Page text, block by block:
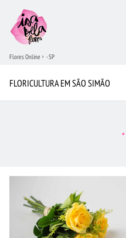
Flores Online - SP
FLORICULTURA EM SÃO SIMÃO